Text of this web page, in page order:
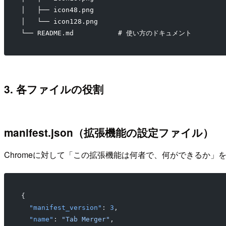
│   ├── icon48.png
│   └── icon128.png
└── README.md           # 使い方のドキュメント
3. 各ファイルの役割
manifest.json（拡張機能の設定ファイル）
Chromeに対して「この拡張機能は何者で、何ができるか」を
{
  "manifest_version"
: 3 ,
  "name"
: "Tab Merger" ,